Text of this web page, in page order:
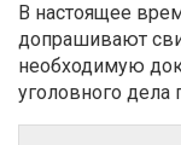
В настоящее
допрашивают
необходимую
уголовного дела